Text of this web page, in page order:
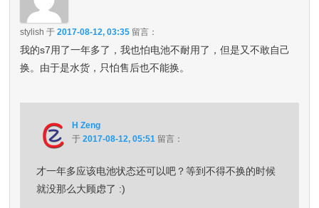
stylish 于2017-08-12, 03:35 留言：
我的s7用了一年多了，我也怕电池不耐用了，但是又不敢自己
换。由于是水货，只怕售后也不能换。
H Zeng
于2017-08-12, 05:51 留言：
才一年多应该电池状态还可以吧？等到不得不换的时候
就没那么大顾虑了 :)